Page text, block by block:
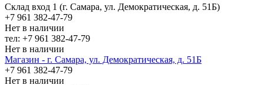
Склад вход 1 (г. Самара, ул. Демократическая, д. 51Б)
+7 961 382-47-79
Нет в наличии
тел: +7 961 382-47-79
Нет в наличии
Магазин - г. Самара, ул. Демократическая, д. 51Б
+7 961 382-47-79
Нет в наличии